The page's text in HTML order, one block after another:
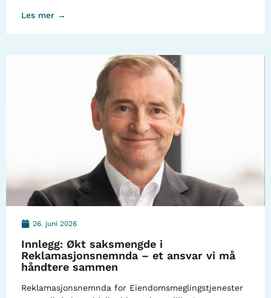
Les mer →
26. juni 2026
Innlegg: Økt saksmengde i
Reklamasjonsnemnda – et ansvar vi må
håndtere sammen
Reklamasjonsnemnda for Eiendomsmeglingstjenester